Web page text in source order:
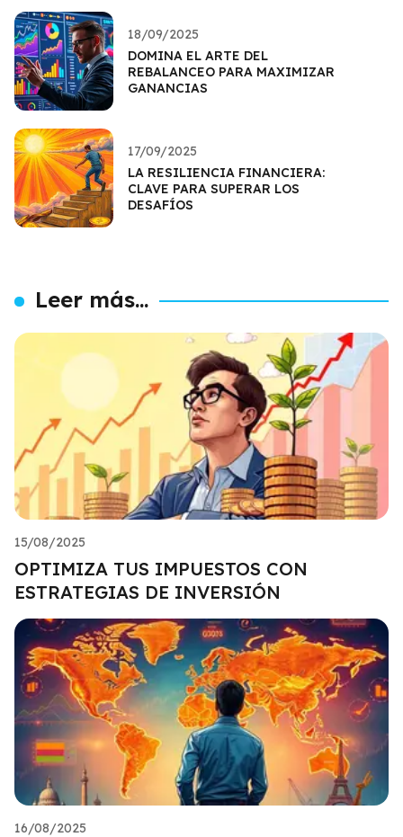
18/09/2025
DOMINA EL ARTE DEL
REBALANCEO PARA MAXIMIZAR
GANANCIAS
17/09/2025
LA RESILIENCIA FINANCIERA:
CLAVE PARA SUPERAR LOS
DESAFÍOS
Leer más...
15/08/2025
OPTIMIZA TUS IMPUESTOS CON
ESTRATEGIAS DE INVERSIÓN
16/08/2025